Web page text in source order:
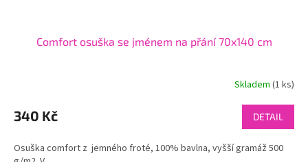
Comfort osuška se jménem na přání 70x140 cm
Skladem (1 ks)
340 Kč DETAIL
Osuška comfort z jemného froté, 100% bavlna, vyšší gramáž 500